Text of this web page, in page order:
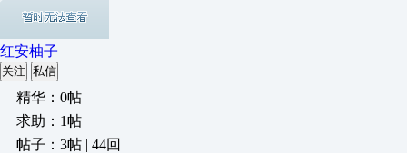
红安柚子
关注 私信
精华：0帖
求助：1帖
帖子：3帖 | 44回